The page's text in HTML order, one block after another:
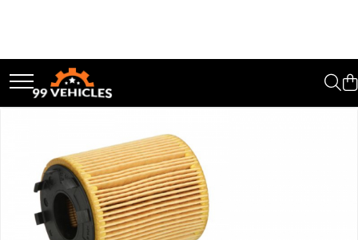
Accesorii Motociclete & Scutere
Adblue
Filtre
Lichid de frana
Odorizante auto Wunder-Baum